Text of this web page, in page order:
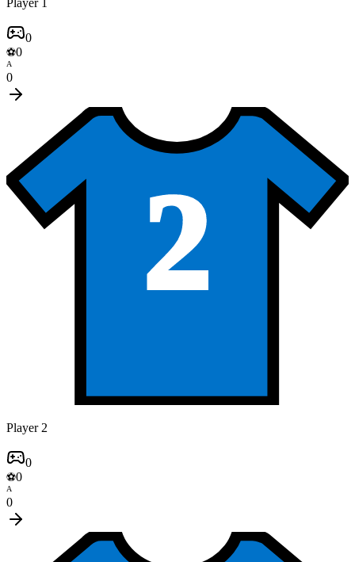
Player 1
0
⚽0
A
0
2
Player 2
0
⚽0
A
0